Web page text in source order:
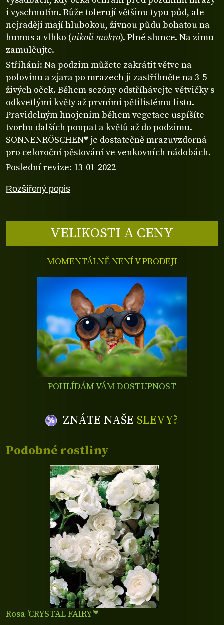
Rozšířený popis
i vyschnutím. Růže tolerují většinu typu půd, ale
nejraději mají hlubokou, živnou půdu bohatou na
humus a vlhko (nikoli mokro). Plné slunce. Na zimu
zamulčujte.
Stříhání: Na podzim můžete zakrátit větve na
polovinu a zjara po mrazech ji zastříhněte na 3-5
živých oček. Během sezóny odstříhávejte větvičky s
odkvetlými květy až prvními pětilistému listu.
Pravidelným hnojením během vegetace uspíšíte
tvorbu dalších poupat a květů až do podzimu.
SONNENRÖSCHEN® je dostatečně mrazuvzdorná
pro celoroční pěstování ve venkovních nádobách.
Poslední revize: 13-01-2022
VELIKOSTI A CENY
MOMENTÁLNĚ NENÍ V PRODEJI
POHLÍDÁM VÁM DOSTUPNOST
ZNÁTE NAŠE SLEVY?
Podobné rostliny
Rosa 'CRYSTAL FAIRY'®